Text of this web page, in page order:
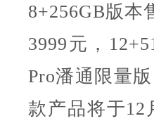
8+256GB版本
3999元，
Pro潘通限量
款产品将于12